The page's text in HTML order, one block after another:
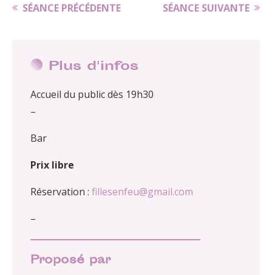
SÉANCE PRÉCÉDENTE SÉANCE SUIVANTE
Plus d'infos
Accueil du public dès 19h30
–
Bar
Prix libre
Réservation : fillesenfeu@gmail.com
–
Proposé par